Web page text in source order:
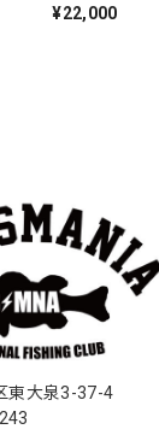
羽織りたい時ち
Wire Code Jacket
かな品で、何に
マッチして、気
¥22,000
東大泉3-37-4